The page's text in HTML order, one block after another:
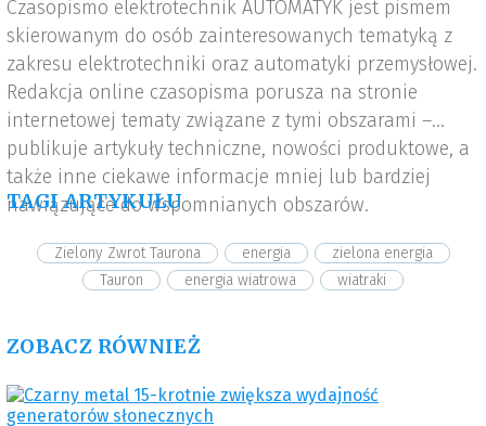
Czasopismo elektrotechnik AUTOMATYK jest pismem
skierowanym do osób zainteresowanych tematyką z
zakresu elektrotechniki oraz automatyki przemysłowej.
Redakcja online czasopisma porusza na stronie
internetowej tematy związane z tymi obszarami –
publikuje artykuły techniczne, nowości produktowe, a
także inne ciekawe informacje mniej lub bardziej
nawiązujące do wspomnianych obszarów.
TAGI ARTYKUŁU
Zielony Zwrot Taurona energia
zielona energia
Tauron
energia wiatrowa wiatraki
ZOBACZ RÓWNIEŻ